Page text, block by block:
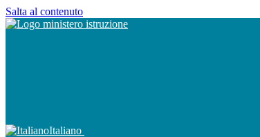
Salta al contenuto
Italiano